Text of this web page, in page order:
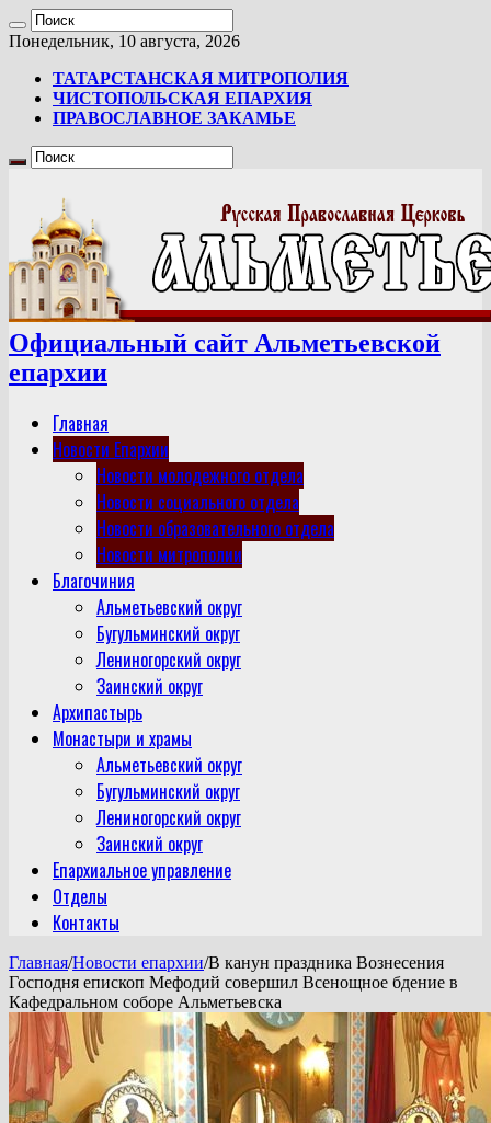
Понедельник, 10 августа, 2026
ТАТАРСТАНСКАЯ МИТРОПОЛИЯ
ЧИСТОПОЛЬСКАЯ ЕПАРХИЯ
ПРАВОСЛАВНОЕ ЗАКАМЬЕ
Официальный сайт Альметьевской
епархии
Главная
Новости Епархии
Новости молодежного отдела
Новости социального отдела
Новости образовательного отдела
Новости митрополии
Благочиния
Альметьевский округ
Бугульминский округ
Лениногорский округ
Заинский округ
Архипастырь
Монастыри и храмы
Альметьевский округ
Бугульминский округ
Лениногорский округ
Заинский округ
Епархиальное управление
Отделы
Контакты
Главная/Новости епархии/В канун праздника Вознесения
Господня епископ Мефодий совершил Всенощное бдение в
Кафедральном соборе Альметьевска